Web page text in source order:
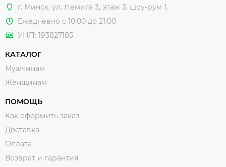
г. Минск, ул. Немига 3, этаж 3, шоу-рум 1.
Ежедневно с 10:00 до 21:00
УНП: 193827185
КАТАЛОГ
Мужчинам
Женщинам
ПОМОЩЬ
Как оформить заказ
Доставка
Оплата
Возврат и гарантия